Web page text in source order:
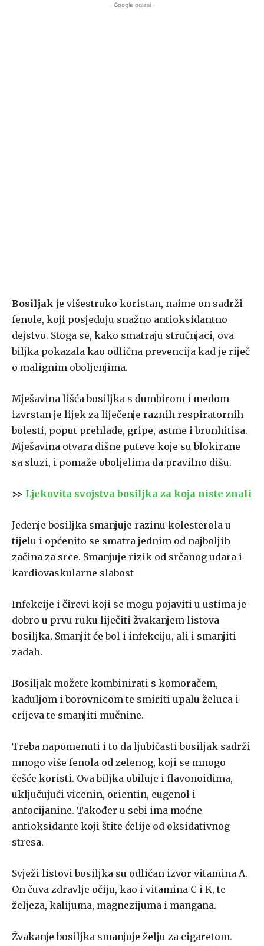
- Google oglasi -
Bosiljak je višestruko koristan, naime on sadrži
fenole, koji posjeduju snažno antioksidantno
dejstvo. Stoga se, kako smatraju stručnjaci, ova
biljka pokazala kao odlična prevencija kad je riječ
o malignim oboljenjima.
Mješavina lišća bosiljka s đumbirom i medom
izvrstan je lijek za liječenje raznih respiratornih
bolesti, poput prehlade, gripe, astme i bronhitisa.
Mješavina otvara dišne puteve koje su blokirane
sa sluzi, i pomaže oboljelima da pravilno dišu.
>> Ljekovita svojstva bosiljka za koja niste znali
Jedenje bosiljka smanjuje razinu kolesterola u
tijelu i općenito se smatra jednim od najboljih
začina za srce. Smanjuje rizik od srčanog udara i
kardiovaskularne slabost
Infekcije i čirevi koji se mogu pojaviti u ustima je
dobro u prvu ruku liječiti žvakanjem listova
bosiljka. Smanjit će bol i infekciju, ali i smanjiti
zadah.
Bosiljak možete kombinirati s komoračem,
kaduljom i borovnicom te smiriti upalu želuca i
crijeva te smanjiti mučnine.
Treba napomenuti i to da ljubičasti bosiljak sadrži
mnogo više fenola od zelenog, koji se mnogo
češće koristi. Ova biljka obiluje i flavonoidima,
uključujući vicenin, orientin, eugenol i
antocijanine. Također u sebi ima moćne
antioksidante koji štite ćelije od oksidativnog
stresa.
Svježi listovi bosiljka su odličan izvor vitamina A.
On čuva zdravlje očiju, kao i vitamina C i K, te
željeza, kalijuma, magnezijuma i mangana.
Žvakanje bosiljka smanjuje želju za cigaretom.